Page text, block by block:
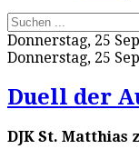
Donnerstag, 25
Donnerstag, 25
Duell der
DJK St. Matthias